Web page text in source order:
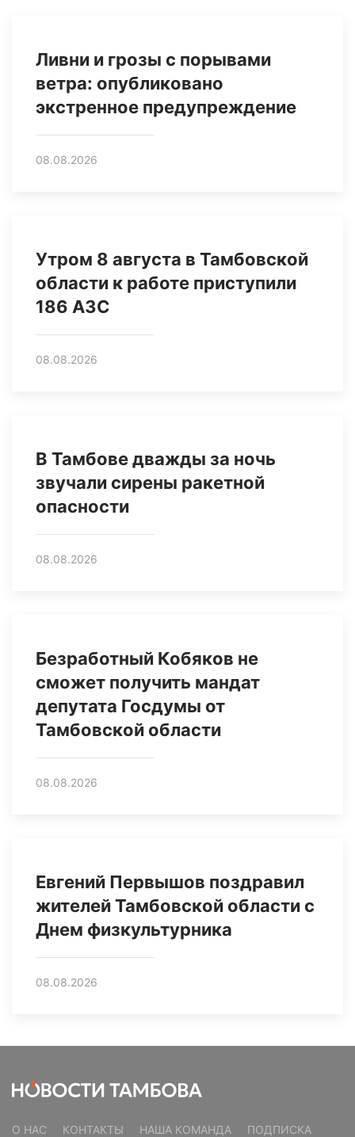
Ливни и грозы с порывами
ветра: опубликовано
экстренное предупреждение
08.08.2026
Утром 8 августа в Тамбовской
области к работе приступили
186 АЗС
08.08.2026
В Тамбове дважды за ночь
звучали сирены ракетной
опасности
08.08.2026
Безработный Кобяков не
сможет получить мандат
депутата Госдумы от
Тамбовской области
08.08.2026
Евгений Первышов поздравил
жителей Тамбовской области с
Днем физкультурника
08.08.2026
О НАС КОНТАКТЫ НАША КОМАНДА ПОДПИСКА